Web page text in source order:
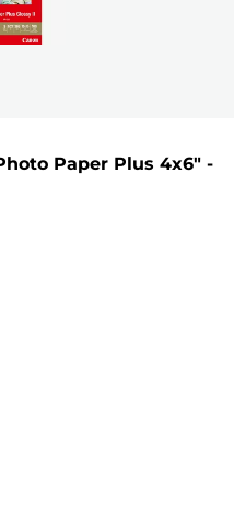
Paper Plus 4x6" -